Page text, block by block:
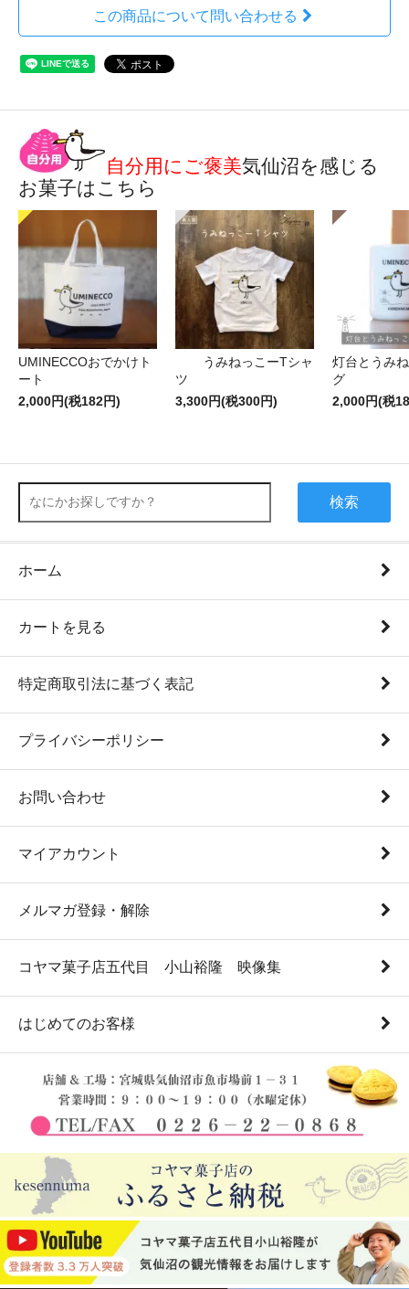
この商品について問い合わせる
自分用にご褒美気仙沼を感じる
お菓子はこちら
UMINECCOおでかけト
ート
2,000円(税182円)
うみねっこーTシャ
ツ
3,300円(税300円)
灯台とうみ
グ
2,000円(税
検索
ホーム
カートを見る
特定商取引法に基づく表記
プライバシーポリシー
お問い合わせ
マイアカウント
メルマガ登録・解除
コヤマ菓子店五代目 小山裕隆 映像集
はじめてのお客様